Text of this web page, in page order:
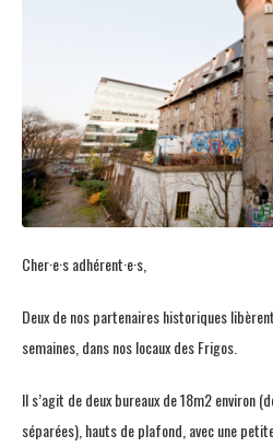
Cher·e·s adhérent·e·s,
Deux de nos partenaires historiques
semaines, dans nos locaux des Frigos.
Il s’agit de deux bureaux de 18m2 environ
séparées), hauts de plafond, avec une